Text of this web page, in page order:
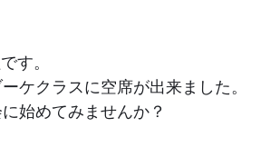
す。
ケクラスに空席が出来ました。
始めてみませんか？